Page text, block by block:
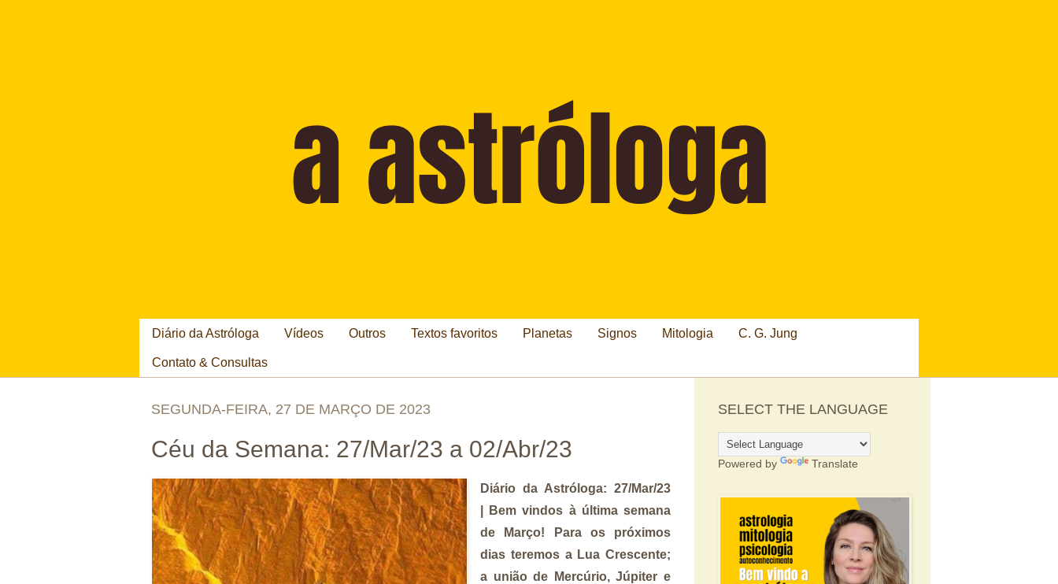
Diário da Astróloga Vídeos Outros Textos favoritos Planetas Signos Mitologia C. G. Jung
Contato & Consultas
SEGUNDA-FEIRA, 27 DE MARÇO DE 2023
Céu da Semana: 27/Mar/23 a 02/Abr/23
Diário da Astróloga: 27/Mar/23
| Bem vindos à última semana
de Março! Para os próximos
dias teremos a Lua Crescente;
a união de Mercúrio, Júpiter e
SELECT THE LANGUAGE
Powered by Translate